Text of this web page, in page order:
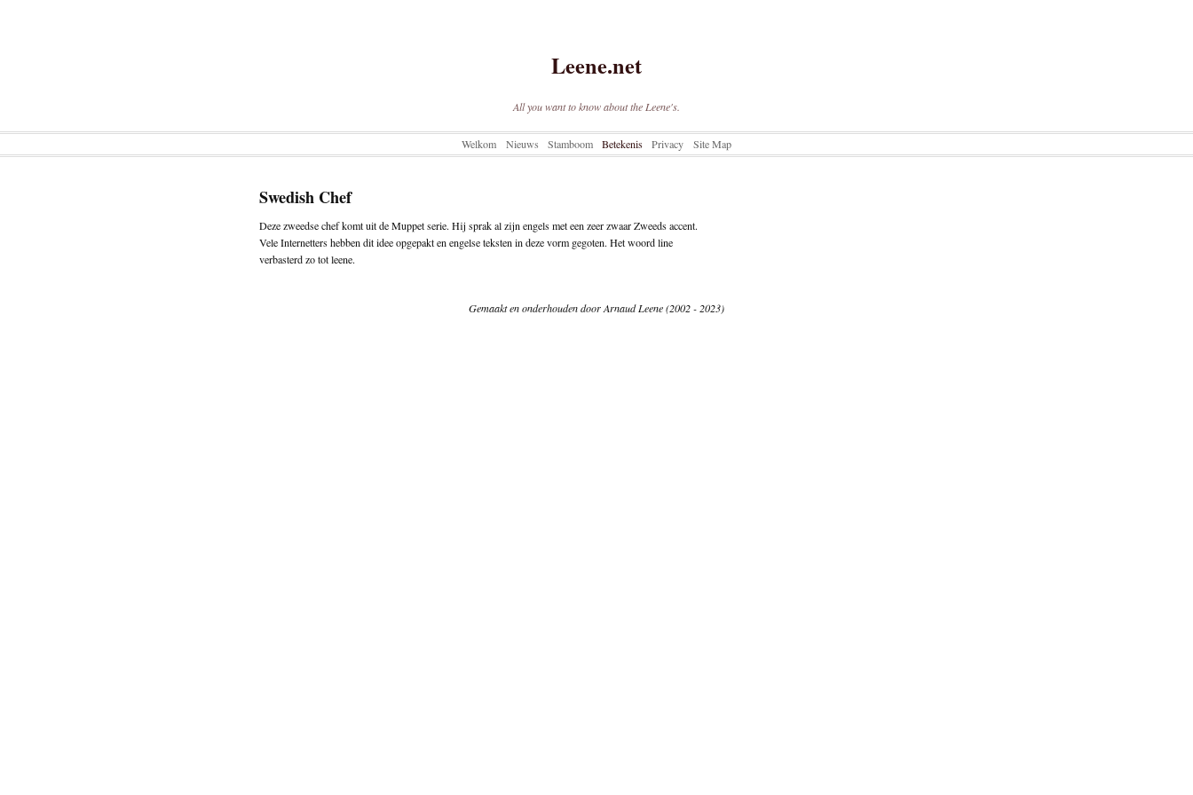
Leene.net
All you want to know about the Leene's.
Welkom Nieuws Stamboom Betekenis Privacy Site Map
Swedish Chef
Deze zweedse chef komt uit de Muppet serie. Hij sprak al zijn engels met een zeer zwaar Zweeds accent.
Vele Internetters hebben dit idee opgepakt en engelse teksten in deze vorm gegoten. Het woord line
verbasterd zo tot leene.
Gemaakt en onderhouden door Arnaud Leene (2002 - 2023)